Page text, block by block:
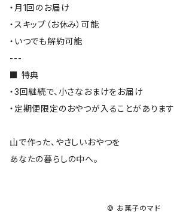
・月1回のお届け
・スキップ（お休み）可能
・いつでも解約可能
---
■ 特典
・3回継続で、小さなおまけをお届け
・定期便限定のおやつが入ることがあります
山で作った、やさしいおやつを
あなたの暮らしの中へ。
© お菓子のマド